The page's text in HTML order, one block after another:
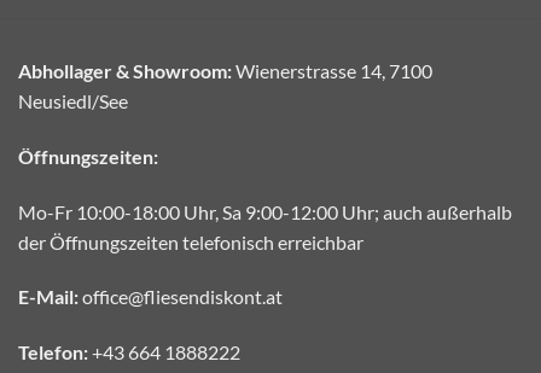
Abhollager & Showroom:Wienerstrasse 14, 7100
Neusiedl/See
Öffnungszeiten:
Mo-Fr 10:00-18:00 Uhr, Sa 9:00-12:00 Uhr; auch außerhalb
der Öffnungszeiten telefonisch erreichbar
E-Mail:office@fliesendiskont.at
Telefon:+43 664 1888222